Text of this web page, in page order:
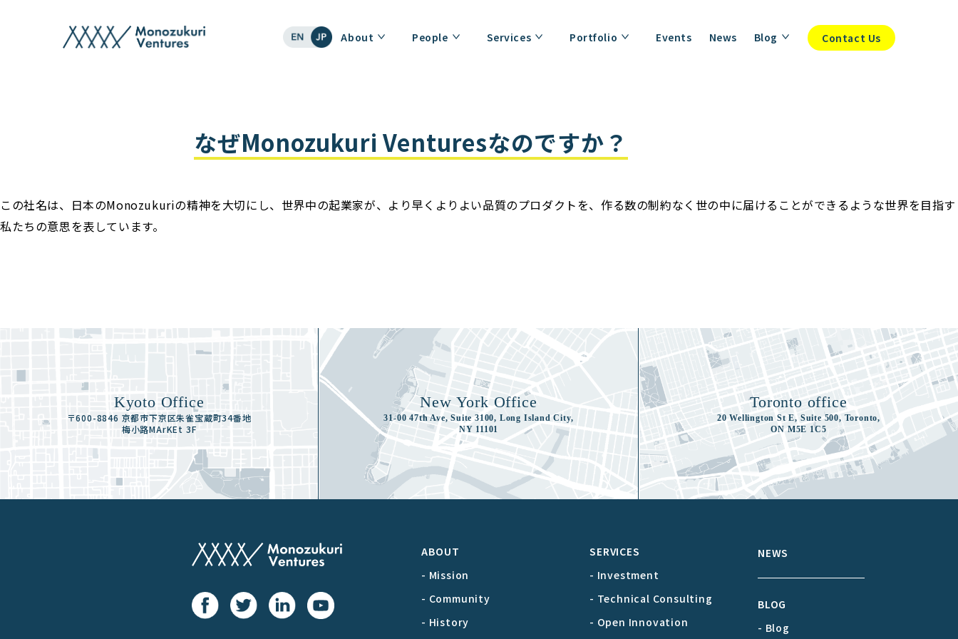
About People Services Portfolio Events News Blog Contact Us
なぜMonozukuri Venturesなのですか？
この社名は、日本のMonozukuriの精神を大切にし、世界中の起業家が、より早くよりよい品質のプロダクトを、作る数の制約なく世の中に届けることができるような世界を目指す
私たちの意思を表しています。
Kyoto Office
〒600-8846 京都市下京区朱雀宝蔵町34番地
梅小路MArKEt 3F
New York Office
31-00 47th Ave, Suite 3100, Long Island City,
NY 11101
Toronto office
20 Wellington St E, Suite 500, Toronto,
ON M5E 1C5
ABOUT
- Mission
- Community
- History
SERVICES
- Investment
- Technical Consulting
- Open Innovation
NEWS
BLOG
- Blog